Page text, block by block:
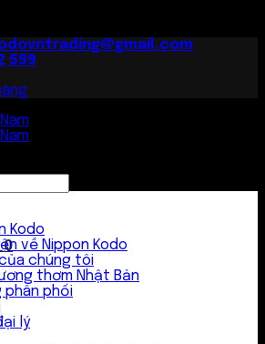
599
0
Kodo
về Nippon Kodo
chúng tôi
thơm Nhật Bản
phân phối
lý